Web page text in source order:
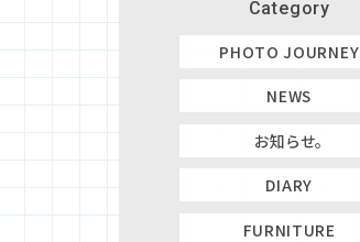
Category
PHOTO JOURNEY
NEWS
お知らせ。
DIARY
FURNITURE